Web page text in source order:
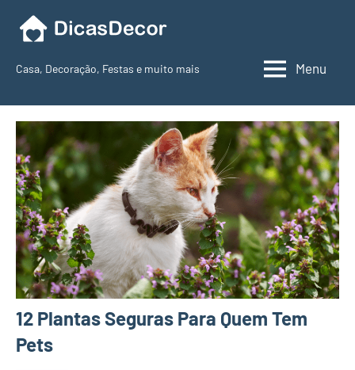
para
conteúdo
Dicas
Decor
Casa, Decoração, Festas e muito mais Menu
12 Plantas Seguras Para Quem Tem
Pets